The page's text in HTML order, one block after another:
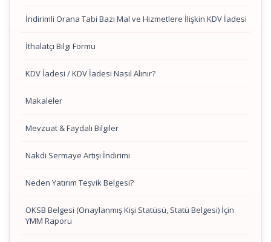
İndirimli Orana Tabi Bazı Mal ve Hizmetlere İlişkin KDV İadesi
İthalatçı Bilgi Formu
KDV İadesi / KDV İadesi Nasıl Alınır?
Makaleler
Mevzuat & Faydalı Bilgiler
Nakdi Sermaye Artışı İndirimi
Neden Yatırım Teşvik Belgesi?
OKSB Belgesi (Onaylanmış Kişi Statüsü, Statü Belgesi) İçin
YMM Raporu